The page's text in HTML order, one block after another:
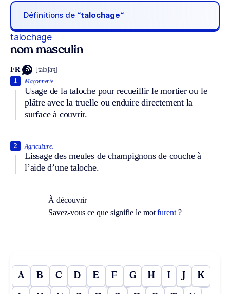
Définitions de “talochage“
talochage
nom masculin
FR [talɔʃaʒ]
Maçonnerie.
Usage de la taloche pour recueillir le mortier ou le
plâtre avec la truelle ou enduire directement la
surface à couvrir.
1
Agriculture.
Lissage des meules de champignons de couche à
l’aide d’une taloche.
2
À découvrir
Savez-vous ce que signifie le motfurent?
A B C D E F G H I J K